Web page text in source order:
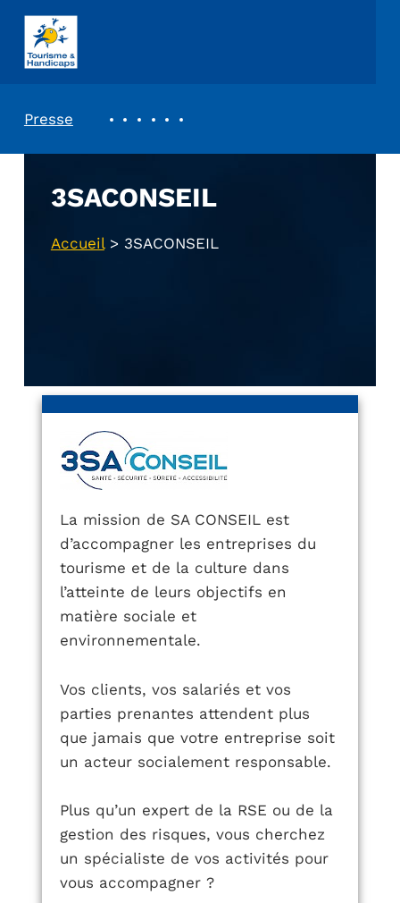
ASSOCIATION TOURISME ET HANDICAPS
Presse
3SACONSEIL
Accueil> 3SACONSEIL
La mission de SA CONSEIL est
d’accompagner les entreprises du
tourisme et de la culture dans
l’atteinte de leurs objectifs en
matière sociale et
environnementale.
Vos clients, vos salariés et vos
parties prenantes attendent plus
que jamais que votre entreprise soit
un acteur socialement responsable.
Plus qu’un expert de la RSE ou de la
gestion des risques, vous cherchez
un spécialiste de vos activités pour
vous accompagner ?